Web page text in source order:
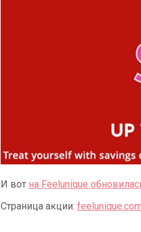
И вот на Feelunique
Страница акции: feelunique.com